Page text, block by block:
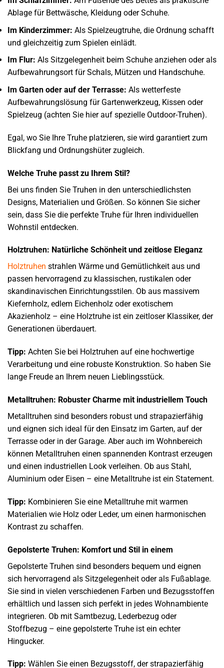
Ablage für Bettwäsche, Kleidung oder Schuhe.
Im Kinderzimmer: Als Spielzeugtruhe, die Ordnung schafft
und gleichzeitig zum Spielen einlädt.
Im Flur: Als Sitzgelegenheit beim Schuhe anziehen oder als
Aufbewahrungsort für Schals, Mützen und Handschuhe.
Im Garten oder auf der Terrasse: Als wetterfeste
Aufbewahrungslösung für Gartenwerkzeug, Kissen oder
Spielzeug (achten Sie hier auf spezielle Outdoor-Truhen).
Egal, wo Sie Ihre Truhe platzieren, sie wird garantiert zum
Blickfang und Ordnungshüter zugleich.
Welche Truhe passt zu Ihrem Stil?
Bei uns finden Sie Truhen in den unterschiedlichsten
Designs, Materialien und Größen. So können Sie sicher
sein, dass Sie die perfekte Truhe für Ihren individuellen
Wohnstil entdecken.
Holztruhen: Natürliche Schönheit und zeitlose Eleganz
Holztruhen strahlen Wärme und Gemütlichkeit aus und
passen hervorragend zu klassischen, rustikalen oder
skandinavischen Einrichtungsstilen. Ob aus massivem
Kiefernholz, edlem Eichenholz oder exotischem
Akazienholz – eine Holztruhe ist ein zeitloser Klassiker, der
Generationen überdauert.
Tipp: Achten Sie bei Holztruhen auf eine hochwertige
Verarbeitung und eine robuste Konstruktion. So haben Sie
lange Freude an Ihrem neuen Lieblingsstück.
Metalltruhen: Robuster Charme mit industriellem Touch
Metalltruhen sind besonders robust und strapazierfähig
und eignen sich ideal für den Einsatz im Garten, auf der
Terrasse oder in der Garage. Aber auch im Wohnbereich
können Metalltruhen einen spannenden Kontrast erzeugen
und einen industriellen Look verleihen. Ob aus Stahl,
Aluminium oder Eisen – eine Metalltruhe ist ein Statement.
Tipp: Kombinieren Sie eine Metalltruhe mit warmen
Materialien wie Holz oder Leder, um einen harmonischen
Kontrast zu schaffen.
Gepolsterte Truhen: Komfort und Stil in einem
Gepolsterte Truhen sind besonders bequem und eignen
sich hervorragend als Sitzgelegenheit oder als Fußablage.
Sie sind in vielen verschiedenen Farben und Bezugsstoffen
erhältlich und lassen sich perfekt in jedes Wohnambiente
integrieren. Ob mit Samtbezug, Lederbezug oder
Stoffbezug – eine gepolsterte Truhe ist ein echter
Hingucker.
Tipp: Wählen Sie einen Bezugsstoff, der strapazierfähig